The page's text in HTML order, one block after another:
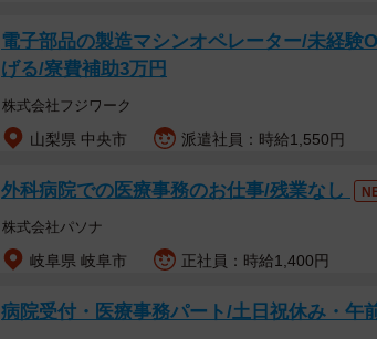
電子部品の製造マシンオペレーター/未経験
げる/寮費補助3万円
株式会社フジワーク
山梨県 中央市 派遣社員：時給1,550円
外科病院での医療事務のお仕事/残業なし
株式会社パソナ
岐阜県 岐阜市 正社員：時給1,400円
病院受付・医療事務パート/土日祝休み・午